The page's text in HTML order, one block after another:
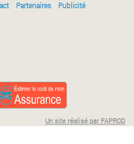
Partenaires
Publicité
Un site réalisé par FAPROD